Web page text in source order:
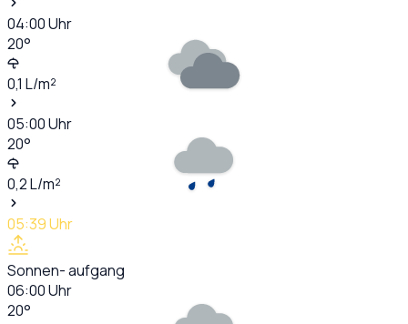
04:00Uhr
20°
0,1 L/m²
05:00Uhr
20°
0,2L/m²
05:39Uhr
Sonnen- aufgang
06:00Uhr
20°